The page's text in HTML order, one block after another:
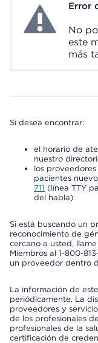
System Error
Error
No
este
más
Si desea encontrar:
el horario de
nuestro
los
pacientes
711 (línea TTY
del habla)
Si está buscando un
reconocimiento de
cercano a usted,
Miembros al 1-800-
un proveedor dentro
La información de
periódicamente. La
proveedores y
de los profesionales
profesionales de la
certificación de